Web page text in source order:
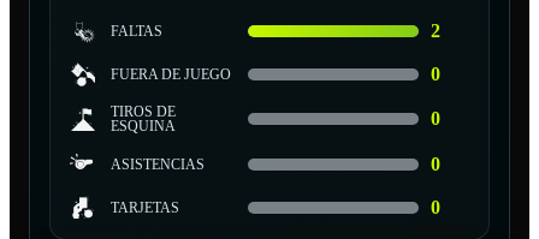
FALTAS 2
FUERA DE JUEGO 0
TIROS DE
ESQUINA
0
ASISTENCIAS 0
TARJETAS 0